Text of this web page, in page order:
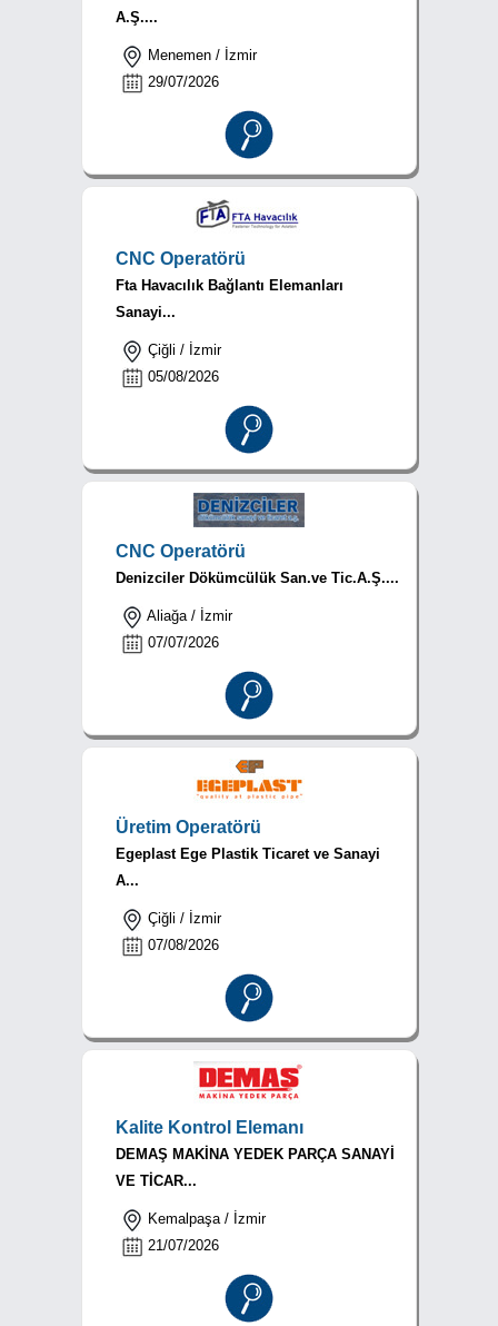
A.Ş....
Menemen / İzmir
29/07/2026
CNC Operatörü
Fta Havacılık Bağlantı Elemanları
Sanayi...
Çiğli / İzmir
05/08/2026
CNC Operatörü
Denizciler Dökümcülük San.ve Tic.A.Ş....
Aliağa / İzmir
07/07/2026
Üretim Operatörü
Egeplast Ege Plastik Ticaret ve Sanayi
A...
Çiğli / İzmir
07/08/2026
Kalite Kontrol Elemanı
DEMAŞ MAKİNA YEDEK PARÇA SANAYİ
VE TİCAR...
Kemalpaşa / İzmir
21/07/2026